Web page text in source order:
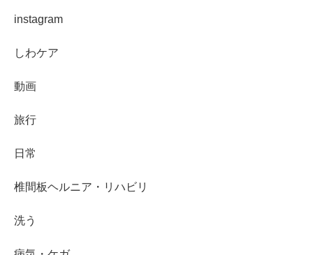
instagram
しわケア
動画
旅行
日常
椎間板ヘルニア・リハビリ
洗う